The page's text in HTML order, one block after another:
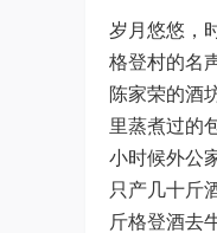
岁月悠悠，
格登村的名
陈家荣的酒
里蒸煮过的
小时候外公
只产几十斤
斤格登酒去